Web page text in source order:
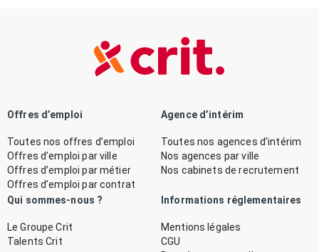
Offres d’emploi
Toutes nos offres d’emploi
Offres d’emploi par ville
Offres d’emploi par métier
Offres d’emploi par contrat
Agence d’intérim
Toutes nos agences d’intérim
Nos agences par ville
Nos cabinets de recrutement
Qui sommes-nous ?
Le Groupe Crit
Talents Crit
Informations réglementaires
Mentions légales
CGU